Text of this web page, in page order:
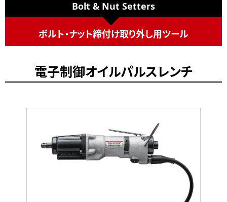
Bolt & Nut Setters
ボルト・ナット締付け取り外し用ツール
電子制御オイルパルスレンチ